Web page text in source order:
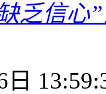
乏信心
日